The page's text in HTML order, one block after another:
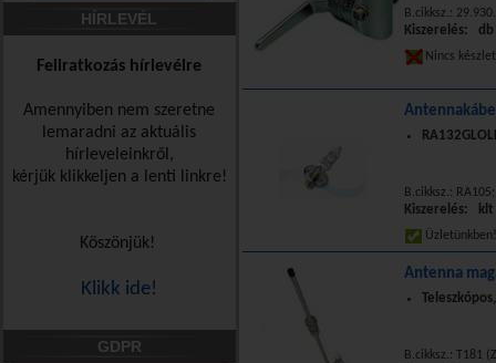
HÍRLEVÉL
Feliratkozás hírlevélre
Amennyiben nem szeretne
lemaradni az aktuális
hírleveleinkről,
kérjük klikkeljen a lenti linkre!
Köszönjük!
Klikk ide!
GDPR
B.cikksz.:
Kiszerelés: db
Nincs
B.cikksz.:
Kiszerelés: klt
Antenna
B.cikksz.: T181